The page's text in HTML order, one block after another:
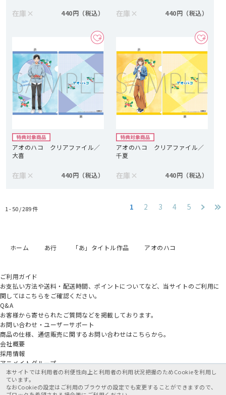
在庫 × 440円 在庫 × 440円
アオのハコ クリアファイル／
大喜
在庫 × 440円
アオのハコ クリアファイル／
千夏
在庫 × 440円
1 - 50 /289件 1 2 3 4 5
ホーム あ行 「あ」タイトル作品 アオのハコ
ご利用ガイド
お支払い方法や送料・配送時間、ポイントについてなど、当サイトのご利用に
関してはこちらをご確認ください。
Q&A
お客様から寄せられたご質問などを掲載しております。
お問い合わせ・ユーザーサポート
商品の仕様、通信販売に関するお問い合わせはこちらから。
会社概要
採用情報
アニメイトグループ
本サイトでは利用者の利便性向上と利用者の利用状況把握のためCookieを利用し
ています。
なおCookieの設定はご利用のブラウザの設定でも変更することができますので、